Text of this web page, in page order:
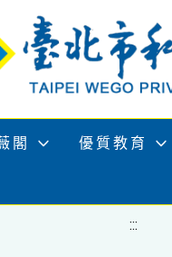
內容區位置
閣 優質教育
:::